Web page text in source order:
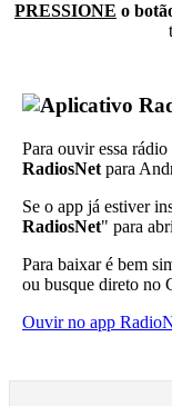
PRESSIONE o
Para ouvir essa
RadiosNet para
Se o app já estiver
RadiosNet" para
Para baixar é bem
ou busque direto no
Ouvir no app